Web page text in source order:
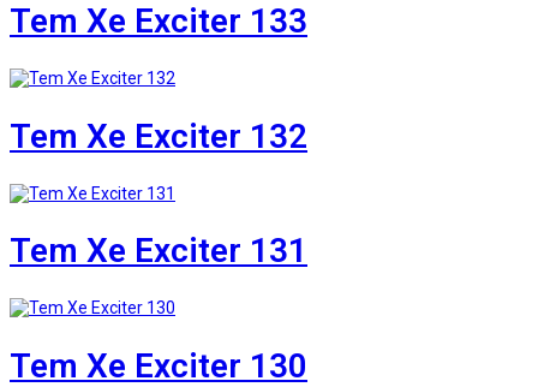
Tem Xe Exciter 133
Tem Xe Exciter 132
Tem Xe Exciter 131
Tem Xe Exciter 130